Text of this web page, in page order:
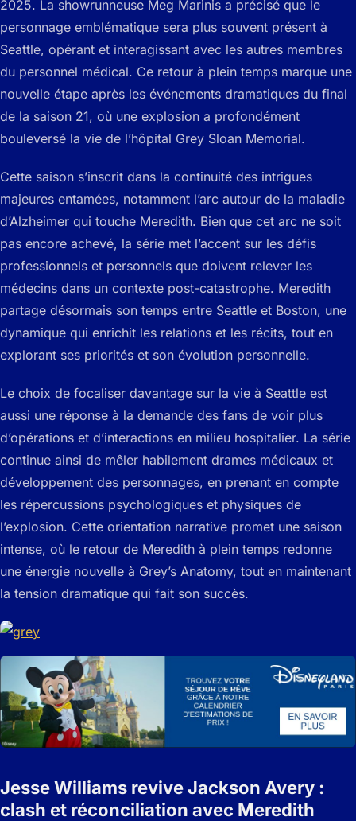
2025. La showrunneuse Meg Marinis a précisé que le
personnage emblématique sera plus souvent présent à
Seattle, opérant et interagissant avec les autres membres
du personnel médical. Ce retour à plein temps marque une
nouvelle étape après les événements dramatiques du final
de la saison 21, où une explosion a profondément
bouleversé la vie de l’hôpital Grey Sloan Memorial.
Cette saison s’inscrit dans la continuité des intrigues
majeures entamées, notamment l’arc autour de la maladie
d’Alzheimer qui touche Meredith. Bien que cet arc ne soit
pas encore achevé, la série met l’accent sur les défis
professionnels et personnels que doivent relever les
médecins dans un contexte post-catastrophe. Meredith
partage désormais son temps entre Seattle et Boston, une
dynamique qui enrichit les relations et les récits, tout en
explorant ses priorités et son évolution personnelle.
Le choix de focaliser davantage sur la vie à Seattle est
aussi une réponse à la demande des fans de voir plus
d’opérations et d’interactions en milieu hospitalier. La série
continue ainsi de mêler habilement drames médicaux et
développement des personnages, en prenant en compte
les répercussions psychologiques et physiques de
l’explosion. Cette orientation narrative promet une saison
intense, où le retour de Meredith à plein temps redonne
une énergie nouvelle à Grey’s Anatomy, tout en maintenant
la tension dramatique qui fait son succès.
Jesse Williams revive Jackson Avery :
clash et réconciliation avec Meredith